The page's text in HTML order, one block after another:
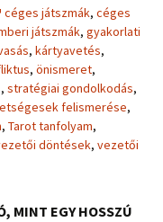
céges játszmák, céges
játszmák, gyakorlati
, kártyavetés,
, önismeret,
, stratégiai gondolkodás,
felismerése,
, Tarot tanfolyam,
döntések, vezetői
MINT EGY HOSSZÚ